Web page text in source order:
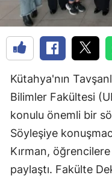
Kütahya'nın
Bilimler Fakültesi
konulu önemli bir
Söyleşiye
Kırman,
paylaştı. Fakülte